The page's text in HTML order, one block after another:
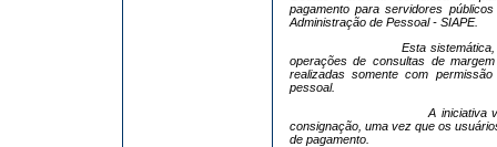
pagamentopara servidores públicos
Administração de Pessoal - SIAPE.
Esta
operações de consultas de
realizadas somente com
pessoal.
A iniciativa
consignação, uma vez que os
de pagamento.